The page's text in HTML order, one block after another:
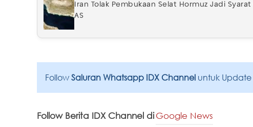
Iran Tolak Pembukaan Selat Hormuz Jadi
AS
Follow Saluran Whatsapp IDX Channel untuk Update
Follow Berita IDX Channel diGoogle News